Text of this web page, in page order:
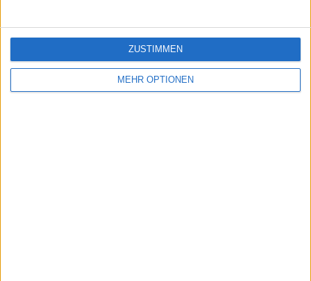
MEHR OPTIONEN
ZUSTIMMEN